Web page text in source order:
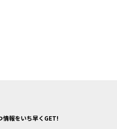
情報をいち早くGET!